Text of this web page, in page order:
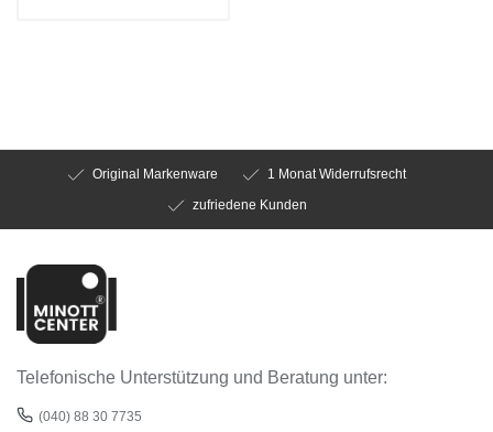
Original Markenware
1 Monat Widerrufsrecht
zufriedene Kunden
Telefonische Unterstützung und Beratung unter:
(040) 88 30 7735